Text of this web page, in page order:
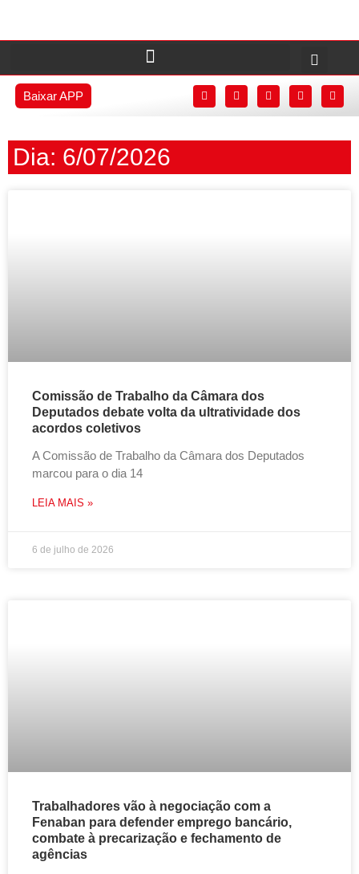
Baixar APP
Dia: 6/07/2026
Comissão de Trabalho da Câmara dos
Deputados debate volta da ultratividade dos
acordos coletivos
A Comissão de Trabalho da Câmara dos Deputados
marcou para o dia 14
LEIA MAIS »
6 de julho de 2026
Trabalhadores vão à negociação com a
Fenaban para defender emprego bancário,
combate à precarização e fechamento de
agências